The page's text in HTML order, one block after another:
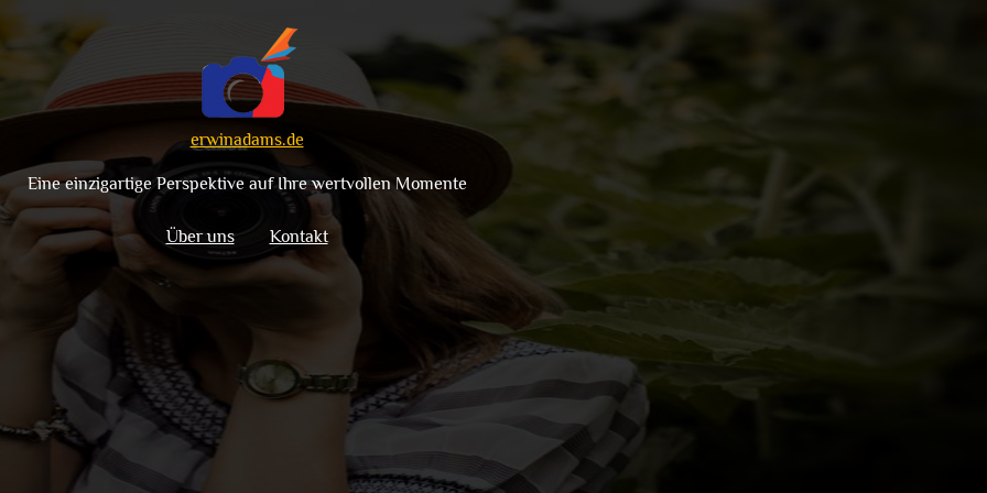
erwinadams.de
Eine einzigartige Perspektive auf Ihre wertvollen Momente
Über uns Kontakt